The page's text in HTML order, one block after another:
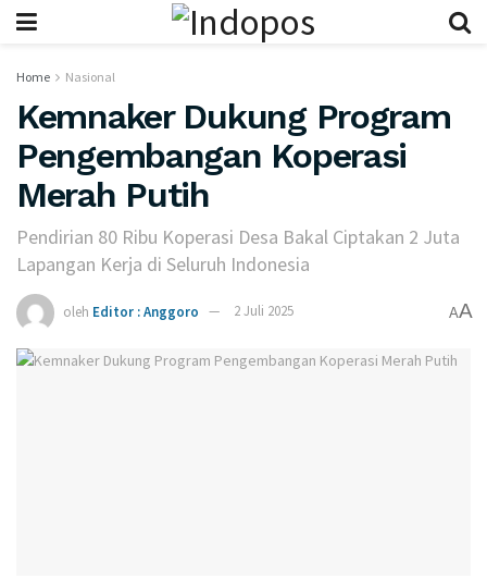
Home Nasional
Kemnaker Dukung Program
Pengembangan Koperasi
Merah Putih
Pendirian 80 Ribu Koperasi Desa Bakal Ciptakan 2 Juta
Lapangan Kerja di Seluruh Indonesia
oleh Editor : Anggoro 2 Juli 2025 AA